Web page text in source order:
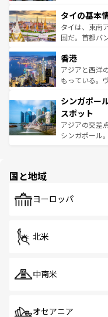
リティに包ま
覧を参照して
急速な発展と
ーチミン市の
醸し出してい
とつ。フォー
ひ現地で味わ
が旅行者を迎
参照してほし
タイの基本
タイは、東南
国だ。首都バ
の活気が交差
帯で自然と触
いビーチでリ
激する。気候
が待っている
た文化、そし
ける。
香港
アジアと西洋
もっている。
み、どこを訪
ており、効率
うな絶景から
そう。 な
シンガポー
スポット
アジアの交差
シンガポール
で、ホーカー
国と地域
ヨーロッパ
北米
中南米
オセアニア